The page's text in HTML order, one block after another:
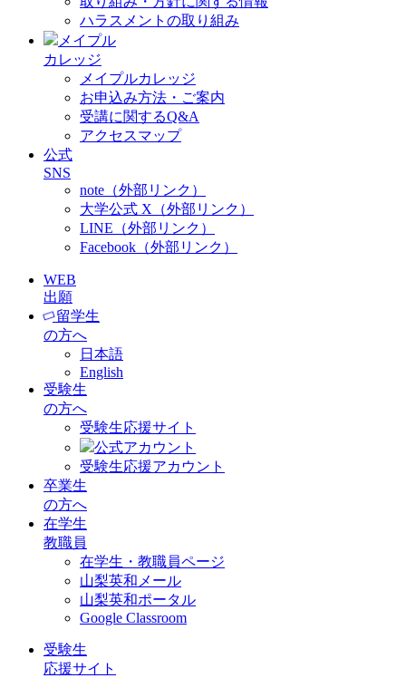
ハラスメントの取り組み
メイプル
カレッジ
メイプルカレッジ
お申込み方法・ご案内
受講に関するQ&A
アクセスマップ
公式
SNS
note（外部リンク）
大学公式 X（外部リンク）
LINE（外部リンク）
Facebook（外部リンク）
WEB
出願
留学生
の方へ
日本語
English
受験生
の方へ
受験生応援サイト
公式アカウント
受験生応援アカウント
卒業生
の方へ
在学生
教職員
在学生・教職員ページ
山梨英和メール
山梨英和ポータル
Google Classroom
受験生
応援サイト